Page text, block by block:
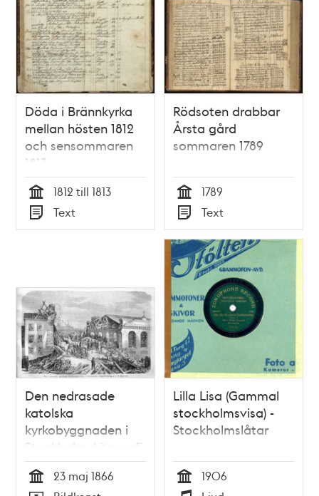
Döda i Brännkyrka
mellan hösten 1812
och sensommaren
1813
Tid
1812 till 1813
Typ
Text
Rödsoten drabbar
Årsta gård
sommaren 1789
Tid
1789
Typ
Text
Den nedrasade
katolska
kyrkobyggnaden i
Stockholm. Litografi
i Illustrerad Tidning,
nr 22 den 2 juni
Tid
23 maj 1866
Lilla Lisa (Gammal
stockholmsvisa) -
Stockholmslåtar
Tid
1906